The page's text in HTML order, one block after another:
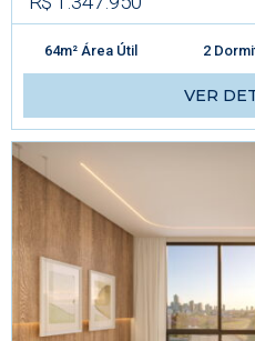
64m² Área Útil 2
VER